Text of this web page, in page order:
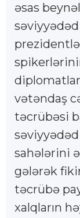
əsas
vətəndaş
təcrübəsi
sahələrini
gələrək
təcrübə
xalqların